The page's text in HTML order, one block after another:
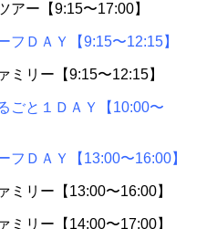
アー【9:15〜17:00】
フＤＡＹ【9:15〜12:15】
ミリー【9:15〜12:15】
ごと１ＤＡＹ【10:00〜
フＤＡＹ【13:00〜16:00】
ミリー【13:00〜16:00】
ミリー【14:00〜17:00】